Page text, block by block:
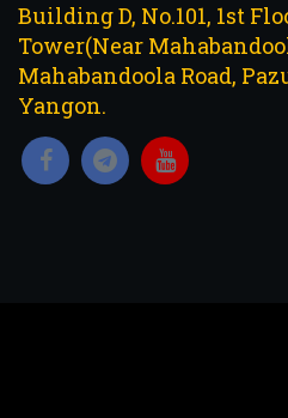
Building D, No.101, 1st
Tower(Near
Mahabandoola Road,
Yangon.